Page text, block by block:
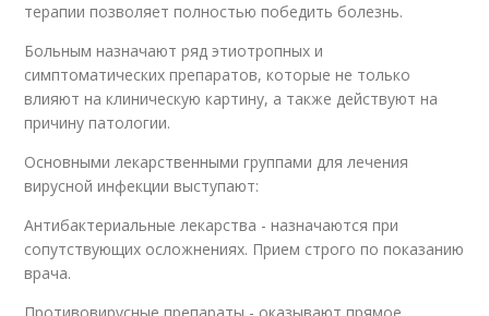
терапии позволяет полностью победить болезнь.
Больным назначают ряд этиотропных и
симптоматических препаратов, которые не только
влияют на клиническую картину, а также действуют на
причину патологии.
Основными лекарственными группами для лечения
вирусной инфекции выступают:
Антибактериальные лекарства - назначаются при
сопутствующих осложнениях. Прием строго по показанию
врача.